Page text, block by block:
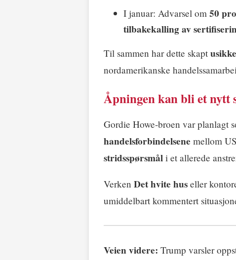
I januar: Advarsel om 50
tilbakekalling av
Til sammen har dette skapt
nordamerikanske
Åpningen kan bli et nytt
Gordie Howe-broen var planlagt
handelsforbindelsene mellom
stridsspørsmål i et allerede
Verken Det hvite hus eller
umiddelbart kommentert
Veien videre: Trump varsler